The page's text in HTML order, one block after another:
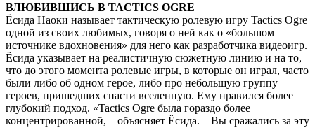
ВЛЮБИВШИСЬ В TACTICS OGRE
Ёсида Наоки называет тактическую ролевую игру Tactics Ogre
одной из своих любимых, говоря о ней как о «большом
источнике вдохновения» для него как разработчика видеоигр.
Ёсида указывает на реалистичную сюжетную линию и на то,
что до этого момента ролевые игры, в которые он играл, часто
были либо об одном герое, либо про небольшую группу
героев, пришедших спасти вселенную. Ему нравился более
глубокий подход. «Tactics Ogre была гораздо более
концентрированной, – объясняет Ёсида. – Вы сражались за эту